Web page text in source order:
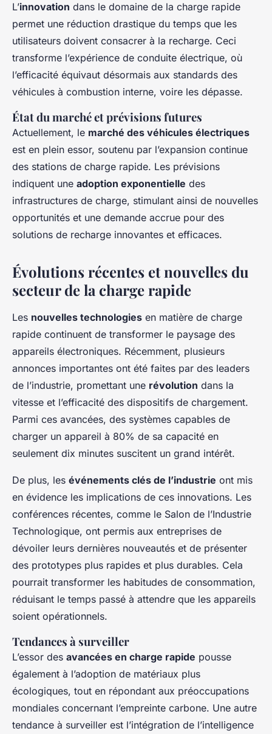
L’innovation dans le domaine de la charge rapide
permet une réduction drastique du temps que les
utilisateurs doivent consacrer à la recharge. Ceci
transforme l’expérience de conduite électrique, où
l’efficacité équivaut désormais aux standards des
véhicules à combustion interne, voire les dépasse.
État du marché et prévisions futures
Actuellement, le marché des véhicules électriques
est en plein essor, soutenu par l’expansion continue
des stations de charge rapide. Les prévisions
indiquent une adoption exponentielle des
infrastructures de charge, stimulant ainsi de nouvelles
opportunités et une demande accrue pour des
solutions de recharge innovantes et efficaces.
Évolutions récentes et nouvelles du
secteur de la charge rapide
Les nouvelles technologies en matière de charge
rapide continuent de transformer le paysage des
appareils électroniques. Récemment, plusieurs
annonces importantes ont été faites par des leaders
de l’industrie, promettant une révolution dans la
vitesse et l’efficacité des dispositifs de chargement.
Parmi ces avancées, des systèmes capables de
charger un appareil à 80% de sa capacité en
seulement dix minutes suscitent un grand intérêt.
De plus, les événements clés de l’industrie ont mis
en évidence les implications de ces innovations. Les
conférences récentes, comme le Salon de l’Industrie
Technologique, ont permis aux entreprises de
dévoiler leurs dernières nouveautés et de présenter
des prototypes plus rapides et plus durables. Cela
pourrait transformer les habitudes de consommation,
réduisant le temps passé à attendre que les appareils
soient opérationnels.
Tendances à surveiller
L’essor des avancées en charge rapide pousse
également à l’adoption de matériaux plus
écologiques, tout en répondant aux préoccupations
mondiales concernant l’empreinte carbone. Une autre
tendance à surveiller est l’intégration de l’intelligence